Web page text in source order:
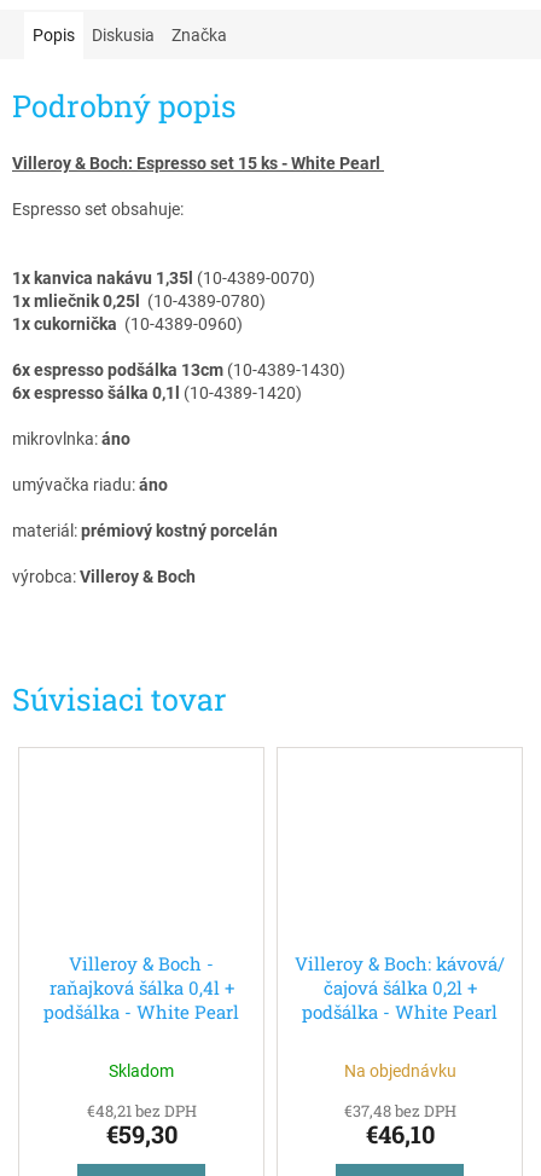
Súvisiaci tovar
Villeroy & Boch -
raňajková šálka 0,4l +
podšálka - White Pearl
Skladom
€48,21 bez DPH
€59,30
Villeroy & Boch: kávová/
čajová šálka 0,2l +
podšálka - White Pearl
Na objednávku
€37,48 bez DPH
€46,10
Popis Diskusia Značka
Podrobný popis
Villeroy & Boch: Espresso set 15 ks - White Pearl ​
Espresso set obsahuje:
1x kanvica nakávu 1,35l (10-4389-0070)
1x mliečnik 0,25l
(10-4389-0780)
1x cukornička (10-4389-0960)
6x espresso podšálka 13cm (10-4389-1430)
6x espresso šálka 0,1l
(10-4389-1420)
mikrovlnka:áno
umývačka riadu:áno
materiál:prémiový kostný porcelán
výrobca:Villeroy & Boch